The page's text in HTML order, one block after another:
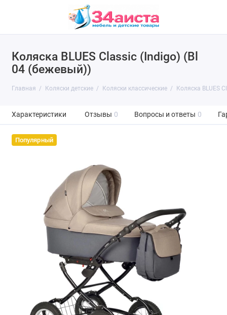
Коляска BLUES Classic (Indigo) (Bl
04 (бежевый))
Главная Коляски детские Коляски классические Коляска BLUES
Характеристики Отзывы 0 Вопросы и ответы 0
Популярный